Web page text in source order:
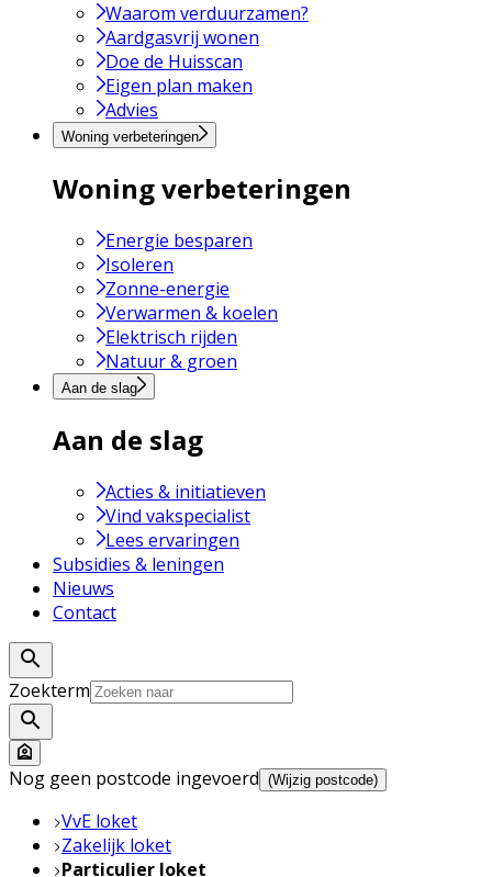
Waarom verduurzamen?
Aardgasvrij wonen
Doe de Huisscan
Eigen plan maken
Advies
Woning verbeteringen
Woning verbeteringen
Energie besparen
Isoleren
Zonne-energie
Verwarmen & koelen
Elektrisch rijden
Natuur & groen
Aan de slag
Aan de slag
Acties & initiatieven
Vind vakspecialist
Lees ervaringen
Subsidies & leningen
Nieuws
Contact
Zoekterm
Nog geen postcode ingevoerd (Wijzig postcode)
VvE loket
Zakelijk loket
Particulier loket